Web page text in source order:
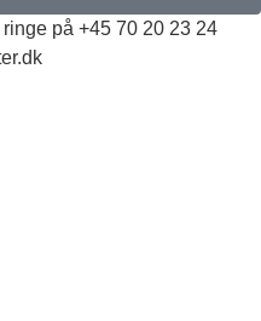
på +45 70 20 23 24